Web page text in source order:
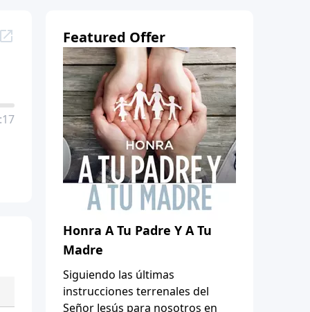
Featured Offer
Honra A Tu Padre Y A Tu
Madre
Siguiendo las últimas
instrucciones terrenales del
Señor Jesús para nosotros en